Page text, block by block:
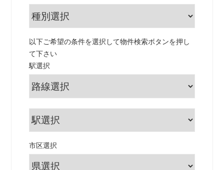
以下ご希望の条件を選択して物件検索ボタンを押し
て下さい
駅選択
市区選択